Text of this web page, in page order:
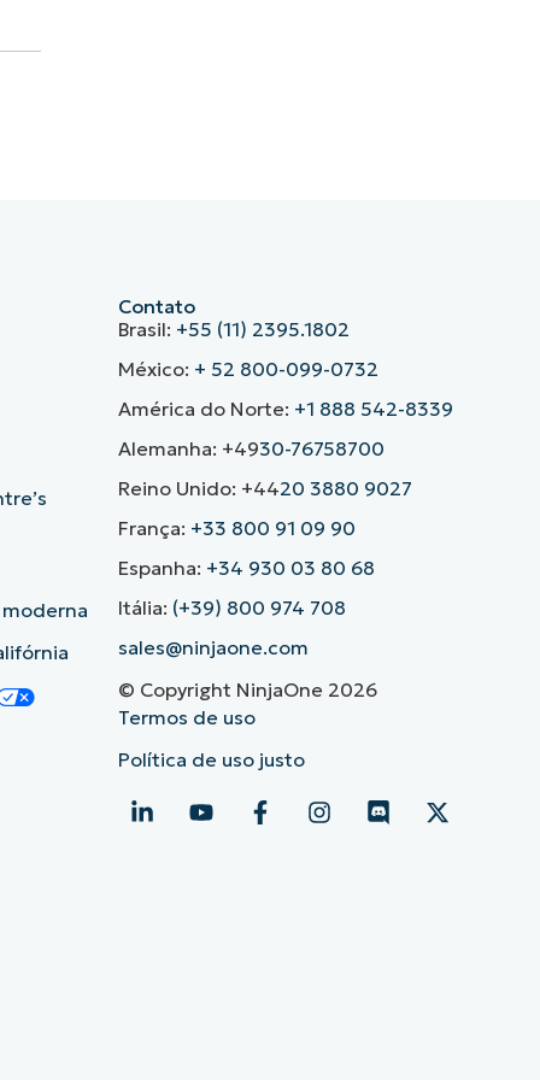
Contato
Brasil: +55 (11) 2395.1802
México: + 52 800-099-0732
América do Norte: +1 888 542-8339
Alemanha: +4930-76758700
Reino Unido: +4420 3880 9027
França: +33 800 91 09 90
Espanha: +34 930 03 80 68
Itália: (+39) 800 974 708
sales@ninjaone.com
© Copyright NinjaOne 2026
Termos de uso
Política de uso justo